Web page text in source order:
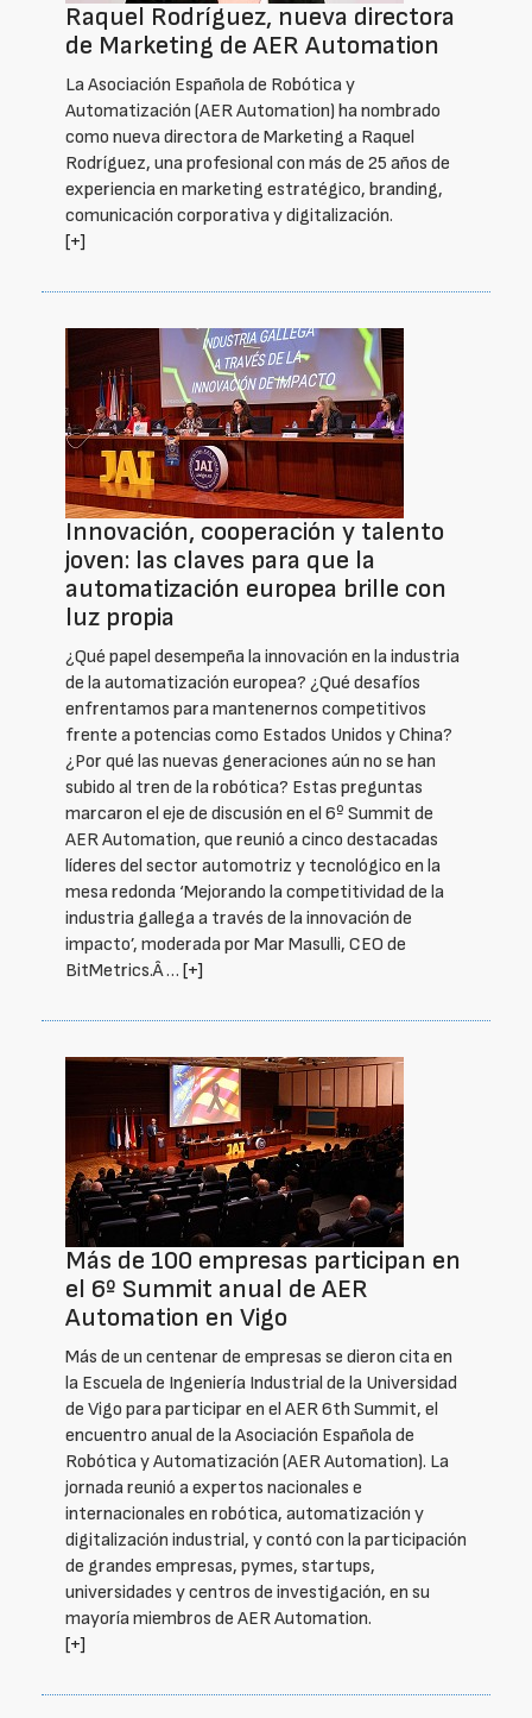
Raquel Rodríguez, nueva directora
de Marketing de AER Automation
La Asociación Española de Robótica y
Automatización (AER Automation) ha nombrado
como nueva directora de Marketing a Raquel
Rodríguez, una profesional con más de 25 años de
experiencia en marketing estratégico, branding,
comunicación corporativa y digitalización.
[+]
Innovación, cooperación y talento
joven: las claves para que la
automatización europea brille con
luz propia
¿Qué papel desempeña la innovación en la industria
de la automatización europea? ¿Qué desafíos
enfrentamos para mantenernos competitivos
frente a potencias como Estados Unidos y China?
¿Por qué las nuevas generaciones aún no se han
subido al tren de la robótica? Estas preguntas
marcaron el eje de discusión en el 6º Summit de
AER Automation, que reunió a cinco destacadas
líderes del sector automotriz y tecnológico en la
mesa redonda ‘Mejorando la competitividad de la
industria gallega a través de la innovación de
impacto’, moderada por Mar Masulli, CEO de
BitMetrics.Â … [+]
Más de 100 empresas participan en
el 6º Summit anual de AER
Automation en Vigo
Más de un centenar de empresas se dieron cita en
la Escuela de Ingeniería Industrial de la Universidad
de Vigo para participar en el AER 6th Summit, el
encuentro anual de la Asociación Española de
Robótica y Automatización (AER Automation). La
jornada reunió a expertos nacionales e
internacionales en robótica, automatización y
digitalización industrial, y contó con la participación
de grandes empresas, pymes, startups,
universidades y centros de investigación, en su
mayoría miembros de AER Automation.
[+]